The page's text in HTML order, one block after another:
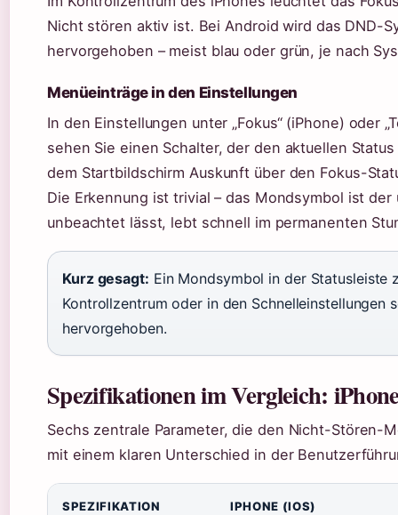
Nicht stören aktiv ist. Bei Android wird das DND-
hervorgehoben – meist blau oder grün, je nach
Menüeinträge in den Einstellungen
In den Einstellungen unter „Fokus“ (iPhone) oder
sehen Sie einen Schalter, der den aktuellen
dem Startbildschirm Auskunft über den Fokus-
Die Erkennung ist trivial – das Mondsymbol ist
unbeachtet lässt, lebt schnell im permanenten
Kurz gesagt: Ein Mondsymbol in der Statusleiste
Kontrollzentrum oder in den Schnelleinstellungen
hervorgehoben.
Spezifikationen im Vergleich:
Sechs zentrale Parameter, die den Nicht-Stören-
mit einem klaren Unterschied in der
SPEZIFIKATION IPHONE (IOS)